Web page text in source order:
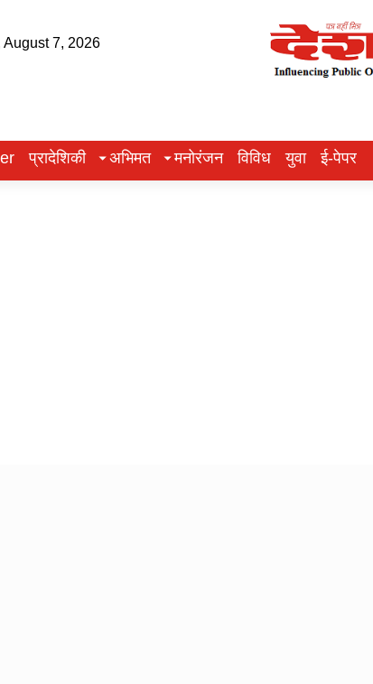
August 7, 2026
प्रादेशिकी अभिमत मनोरंजन विविध युवा ई-पेपर